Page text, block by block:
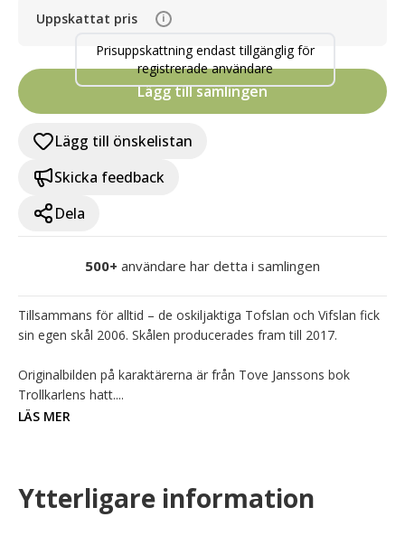
Uppskattat pris i
Prisuppskattning endast tillgänglig för
registrerade användare
Lägg till samlingen
Lägg till önskelistan
Skicka feedback
Dela
500+ användare har detta i samlingen
Tillsammans för alltid – de oskiljaktiga Tofslan och Vifslan fick
sin egen skål 2006. Skålen producerades fram till 2017.
Originalbilden på karaktärerna är från Tove Janssons bok
Trollkarlens hatt....
LÄS MER
Ytterligare information